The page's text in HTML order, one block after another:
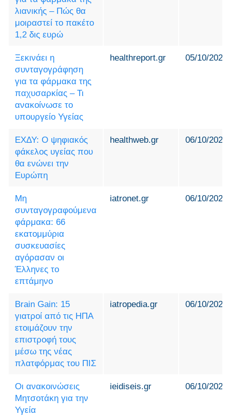
λιανικής – Πώς θα
μοιραστεί το πακέτο
1,2 δις ευρώ
Ξεκινάει η
συνταγογράφηση
για τα φάρμακα της
παχυσαρκίας – Τι
ανακοίνωσε το
υπουργείο Υγείας
healthreport.gr 05/10/2025
ΕΧΔΥ: Ο ψηφιακός
φάκελος υγείας που
θα ενώνει την
Ευρώπη
healthweb.gr 06/10/2025
Μη
συνταγογραφούμενα
φάρμακα: 66
εκατομμύρια
συσκευασίες
αγόρασαν οι
Έλληνες το
επτάμηνο
iatronet.gr 06/10/2025
Brain Gain: 15
γιατροί από τις ΗΠΑ
ετοιμάζουν την
επιστροφή τους
μέσω της νέας
πλατφόρμας του ΠΙΣ
iatropedia.gr 06/10/2025
Οι ανακοινώσεις
Μητσοτάκη για την
Υγεία
ieidiseis.gr 06/10/2025